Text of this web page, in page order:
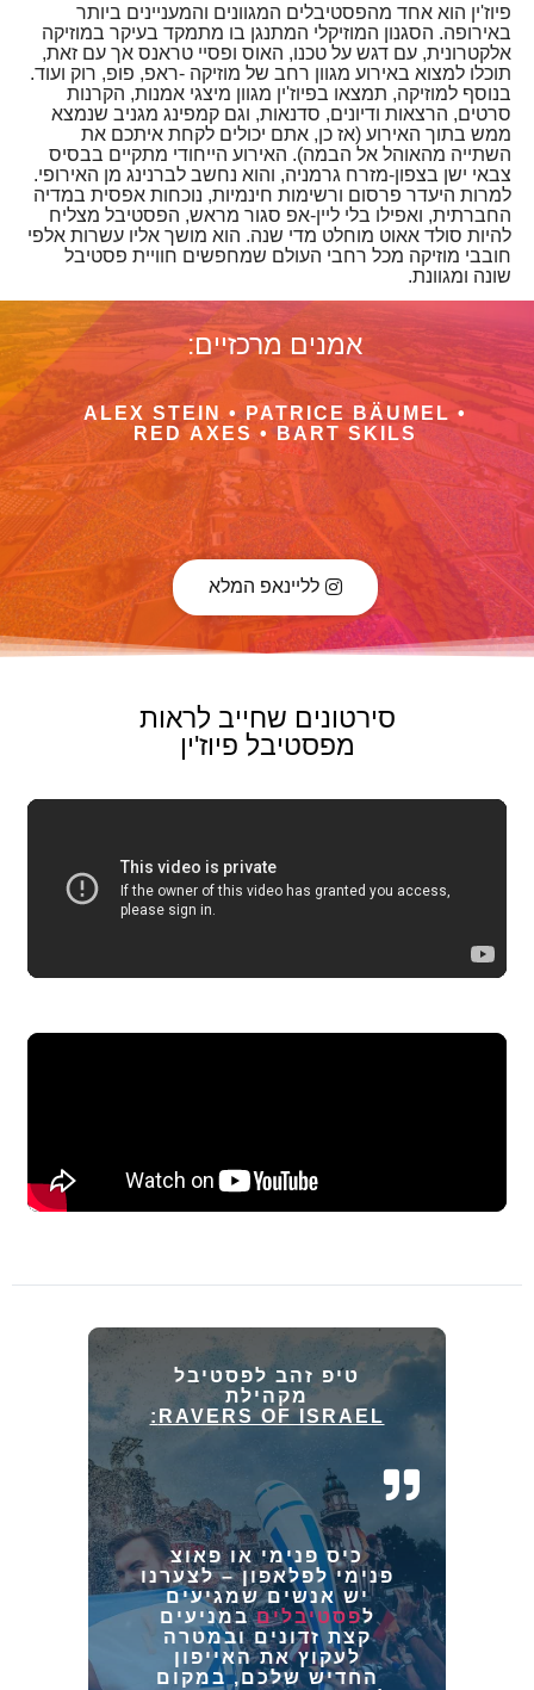
פיוז'ין הוא אחד מהפסטיבלים המגוונים והמעניינים ביותר
באירופה. הסגנון המוזיקלי המתנגן בו מתמקד בעיקר במוזיקה
אלקטרונית, עם דגש על טכנו, האוס ופסיי טראנס אך עם זאת,
תוכלו למצוא באירוע מגוון רחב של מוזיקה -ראפ, פופ, רוק ועוד.
בנוסף למוזיקה, תמצאו בפיוז'ין מגוון מיצגי אמנות, הקרנות
סרטים, הרצאות ודיונים, סדנאות, וגם קמפינג מגניב שנמצא
ממש בתוך האירוע (אז כן, אתם יכולים לקחת איתכם את
השתייה מהאוהל אל הבמה). האירוע הייחודי מתקיים בבסיס
צבאי ישן בצפון-מזרח גרמניה, והוא נחשב לברנינג מן האירופי.
למרות היעדר פרסום ורשימות חינמיות, נוכחות אפסית במדיה
החברתית, ואפילו בלי ליין-אפ סגור מראש, הפסטיבל מצליח
להיות סולד אאוט מוחלט מדי שנה. הוא מושך אליו עשרות אלפי
חובבי מוזיקה מכל רחבי העולם שמחפשים חוויית פסטיבל
שונה ומגוונת.
אמנים מרכזיים:
ALEX STEIN • PATRICE BÄUMEL •
RED AXES • BART SKILS
לליינאפ המלא
סירטונים שחייב לראות
מפסטיבל פיוז'ין
טיפ זהב לפסטיבל
מקהילת
RAVERS OF ISRAEL:
כיס פנימי או פאוצ
פנימי לפלאפון– לצערנו
יש אנשים שמגיעים
לפסטיבליםבמניעים
קצת זדונים ובמטרה
לעקוץ את האייפון
החדיש שלכם, במקום